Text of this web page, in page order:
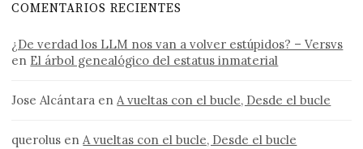
COMENTARIOS RECIENTES
¿De verdad los LLM nos van a volver estúpidos? – Versvs
en El árbol genealógico del estatus inmaterial
Jose Alcántara enA vueltas con el bucle, Desde el bucle
querolus enA vueltas con el bucle, Desde el bucle